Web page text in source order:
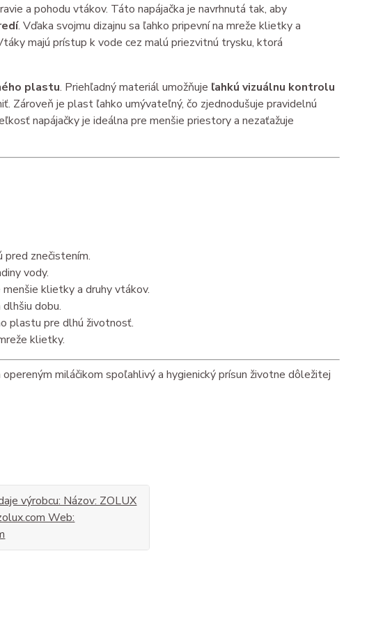
a pohodu vtákov. Táto napájačka je navrhnutá tak, aby
. Vďaka svojmu dizajnu sa ľahko pripevní na mreže klietky a
majú prístup k vode cez malú priezvitnú trysku, ktorá
plastu. Priehľadný materiál umožňuje ľahkú vizuálnu kontrolu
Zároveň je plast ľahko umývateľný, čo zjednodušuje pravidelnú
napájačky je ideálna pre menšie priestory a nezaťažuje
pred znečistením.
vody.
menšie klietky a druhy vtákov.
dobu.
plastu pre dlhú životnosť.
klietky.
miláčikom spoľahlivý a hygienický prísun životne dôležitej
výrobcu: Názov: ZOLUX
Web: